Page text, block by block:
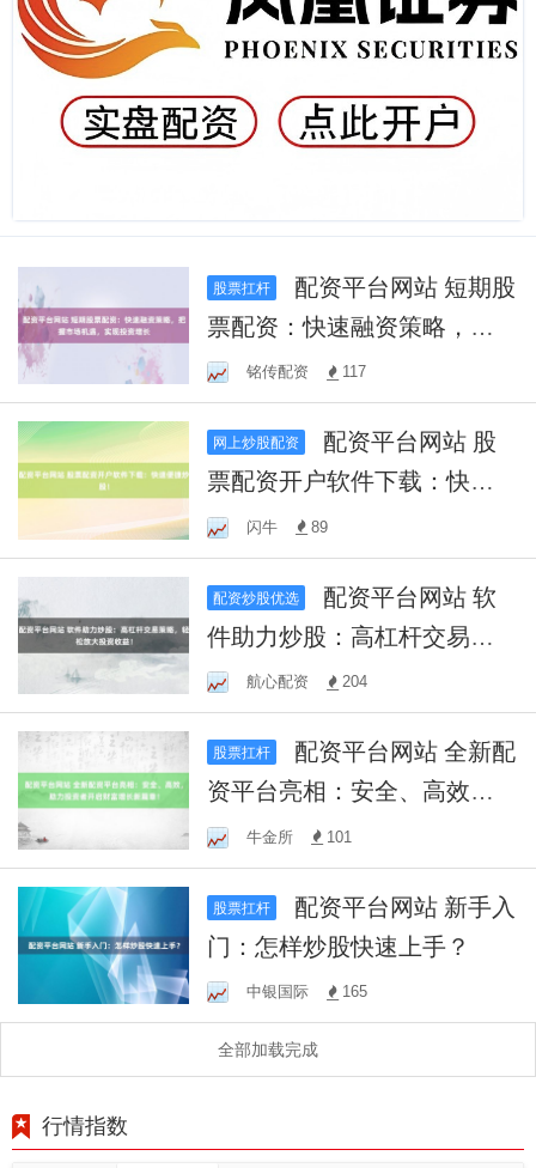
股票扛杆
票配资：快速融资策略，把
握市场机遇，实现投资增长
铭传配资 117
网上炒股配资
票配资开户软件下载：快速
便捷炒股！
闪牛 89
配资炒股优选
件助力炒股：高杠杆交易策
略，轻松放大投资收益！
航心配资 204
股票扛杆
资平台亮相：安全、高效，
助力投资者开启财富增长新
篇章！
牛金所 101
股票扛杆
门：怎样炒股快速上手？
中银国际 165
全部加载完成
行情指数